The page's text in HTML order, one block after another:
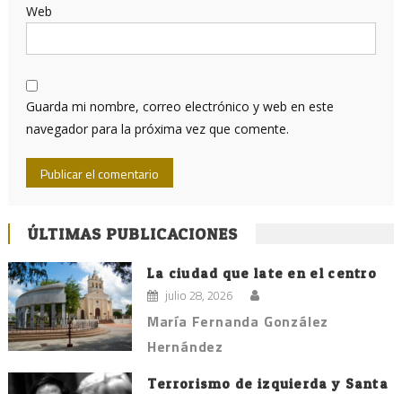
Web
Guarda mi nombre, correo electrónico y web en este
navegador para la próxima vez que comente.
ÚLTIMAS PUBLICACIONES
La ciudad que late en el centro
julio 28, 2026
María Fernanda González
Hernández
Terrorismo de izquierda y Santa